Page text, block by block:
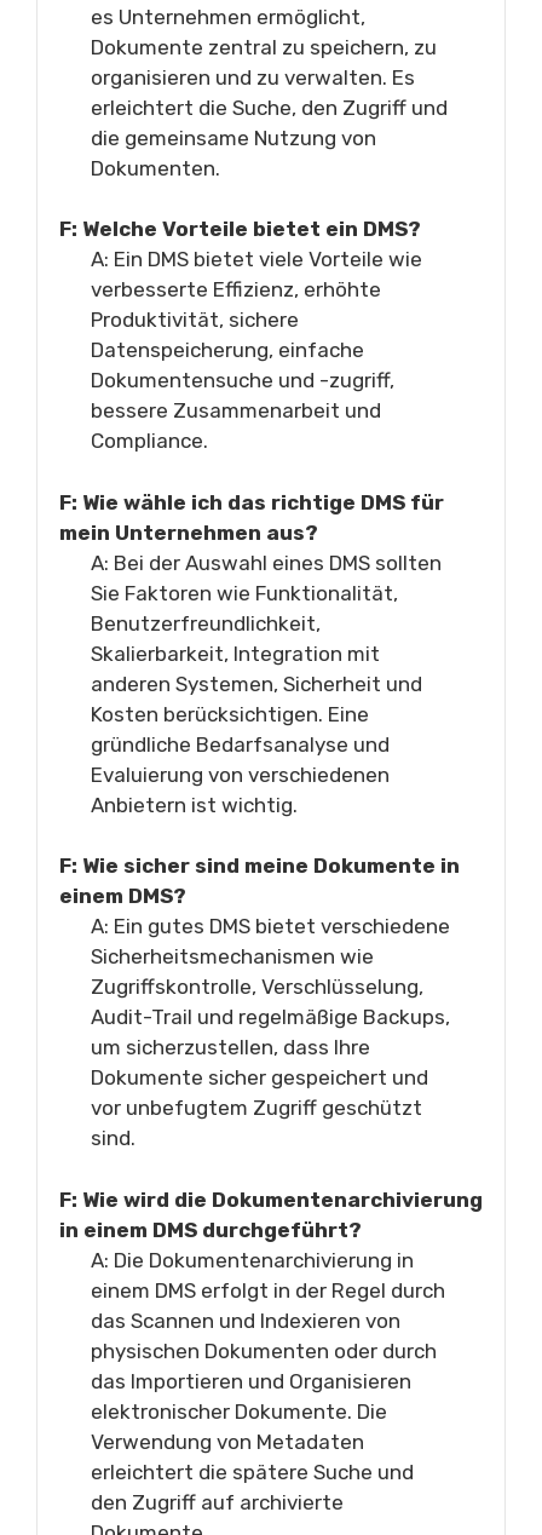
es Unternehmen ermöglicht,
Dokumente zentral zu speichern, zu
organisieren und zu verwalten. Es
erleichtert die Suche, den Zugriff und
die gemeinsame Nutzung von
Dokumenten.
F: Welche Vorteile bietet ein DMS?
A: Ein DMS bietet viele Vorteile wie
verbesserte Effizienz, erhöhte
Produktivität, sichere
Datenspeicherung, einfache
Dokumentensuche und -zugriff,
bessere Zusammenarbeit und
Compliance.
F: Wie wähle ich das richtige DMS für
mein Unternehmen aus?
A: Bei der Auswahl eines DMS sollten
Sie Faktoren wie Funktionalität,
Benutzerfreundlichkeit,
Skalierbarkeit, Integration mit
anderen Systemen, Sicherheit und
Kosten berücksichtigen. Eine
gründliche Bedarfsanalyse und
Evaluierung von verschiedenen
Anbietern ist wichtig.
F: Wie sicher sind meine Dokumente in
einem DMS?
A: Ein gutes DMS bietet verschiedene
Sicherheitsmechanismen wie
Zugriffskontrolle, Verschlüsselung,
Audit-Trail und regelmäßige Backups,
um sicherzustellen, dass Ihre
Dokumente sicher gespeichert und
vor unbefugtem Zugriff geschützt
sind.
F: Wie wird die Dokumentenarchivierung
in einem DMS durchgeführt?
A: Die Dokumentenarchivierung in
einem DMS erfolgt in der Regel durch
das Scannen und Indexieren von
physischen Dokumenten oder durch
das Importieren und Organisieren
elektronischer Dokumente. Die
Verwendung von Metadaten
erleichtert die spätere Suche und
den Zugriff auf archivierte